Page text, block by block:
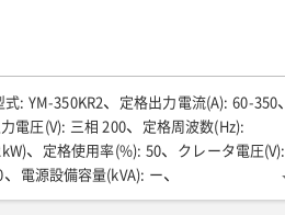
式: YM-350KR2 定格出力電流(A): 60-350
電圧(V): 三相 200 定格周波数(Hz):
定格使用率(%): 50 クレータ電圧(V):
電源設備容量(kVA): ー
ケーブル(SQ): ー 全長(mm): 380